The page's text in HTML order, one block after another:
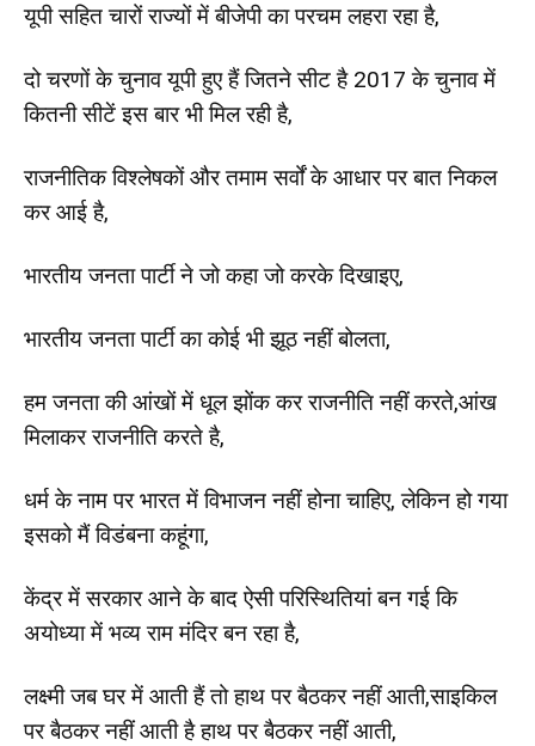
यूपी सहित चारों राज्यों में बीजेपी का परचम लहरा रहा है,
दो चरणों के चुनाव यूपी हुए हैं जितने सीट है 2017 के चुनाव में
कितनी सीटें इस बार भी मिल रही है,
राजनीतिक विश्लेषकों और तमाम सर्वों के आधार पर बात निकल
कर आई है,
भारतीय जनता पार्टी ने जो कहा जो करके दिखाइए,
भारतीय जनता पार्टी का कोई भी झूठ नहीं बोलता,
हम जनता की आंखों में धूल झोंक कर राजनीति नहीं करते,आंख
मिलाकर राजनीति करते है,
धर्म के नाम पर भारत में विभाजन नहीं होना चाहिए, लेकिन हो गया
इसको मैं विडंबना कहूंगा,
केंद्र में सरकार आने के बाद ऐसी परिस्थितियां बन गई कि
अयोध्या में भव्य राम मंदिर बन रहा है,
लक्ष्मी जब घर में आती हैं तो हाथ पर बैठकर नहीं आती,साइकिल
पर बैठकर नहीं आती है हाथ पर बैठकर नहीं आती,